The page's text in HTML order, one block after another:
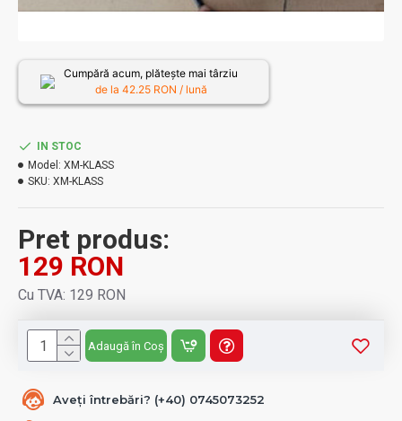
Aveți întrebări? (+40) 0745073252
Pret produs:
129 RON
Cu TVA: 129 RON
IN STOC
Model: XM-KLASS
SKU: XM-KLASS
Adaugă în Coș
Cumpără acum, plătește mai târziu
de la 42.25RON / lună